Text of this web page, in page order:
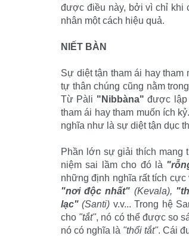
được điều này, bởi vì chỉ khi
nhân một cách hiệu quả.
NIẾT BÀN
Sự diệt tận tham ái hay tham
tự thân chúng cũng nằm
Từ Pàli "Nibbàna" được lập
tham ái hay tham muốn ích
nghĩa như là sự diệt tận dục
Phần lớn sự giải thích mang
niệm sai lầm cho đó là
những định nghĩa rất tích
"nơi độc nhất" (Kevala),
lạc"(Santi) v.v... Trong hệ
cho "tắt", nó có thể được so
nó có nghĩa là "thổi tắt". Cái